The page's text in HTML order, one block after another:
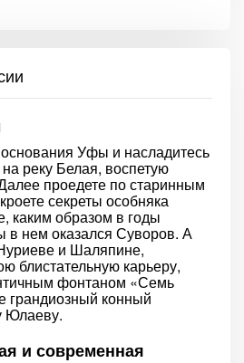
Уфы и насладитесь
реку Белая, воспетую
проедете по старинным
секреты особняка
каким образом в годы
в нем оказался Суворов. А
и Шаляпине,
блистательную карьеру,
фонтаном «Семь
грандиозный конный
Юлаеву.
и современная